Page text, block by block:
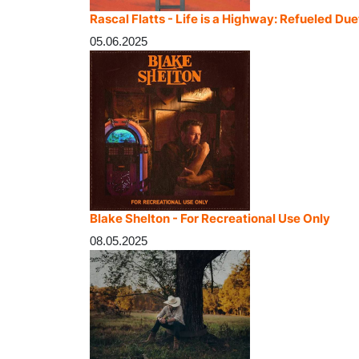
Rascal Flatts - Life is a Highway: Refueled
05.06.2025
Blake Shelton - For Recreational Use Only
08.05.2025